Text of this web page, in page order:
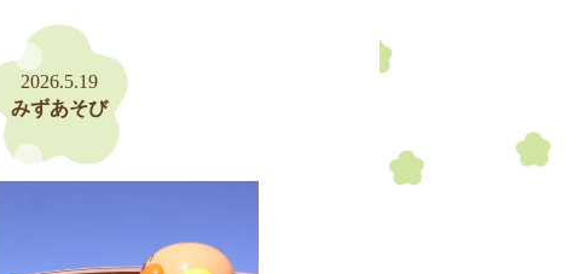
2026.5.19
みずあそび